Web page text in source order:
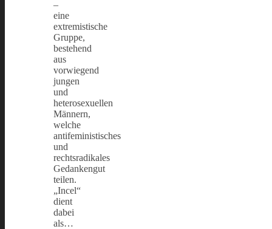
–
eine
extremistische
Gruppe,
bestehend
aus
vorwiegend
jungen
und
heterosexuellen
Männern,
welche
antifeministisches
und
rechtsradikales
Gedankengut
teilen.
„Incel“
dient
dabei
als…